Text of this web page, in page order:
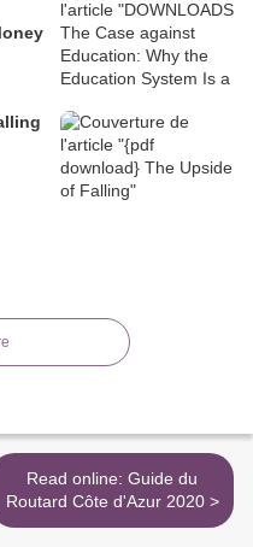
Read online: Guide du
Routard Côte d'Azur 2020 >